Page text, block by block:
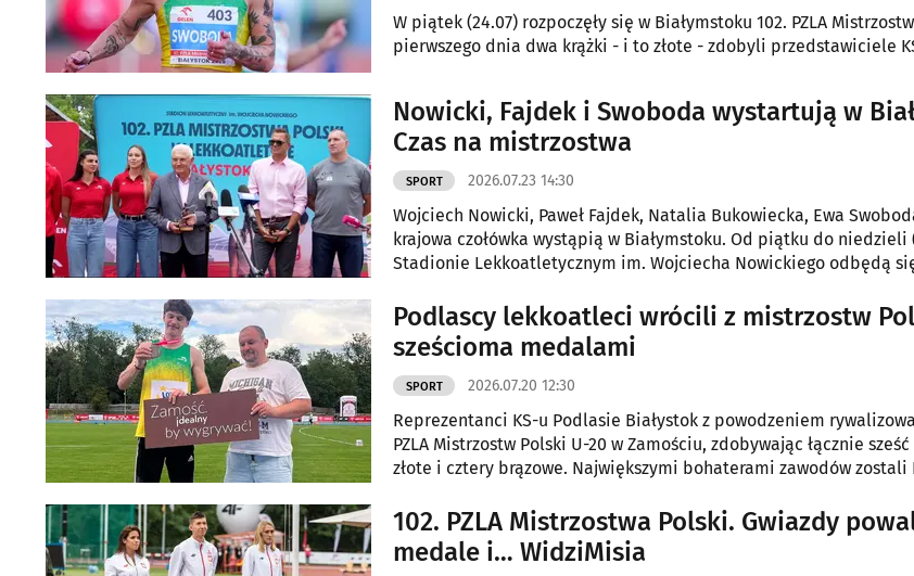
W piątek (24.07) rozpoczęły się w Białymstoku 102. PZLA
pierwszego dnia dwa krążki - i to złote - zdobyli przedstawiciele
Nowicki, Fajdek i Swoboda wystartują w
Czas na mistrzostwa
SPORT 2026.07.23 14:30
Wojciech Nowicki, Paweł Fajdek, Natalia Bukowiecka, Ewa
krajowa czołówka wystąpią w Białymstoku. Od piątku do niedzieli
Stadionie Lekkoatletycznym im. Wojciecha Nowickiego odbędą się
uzyskanie minimów i wywalczenie miejsca w reprezentacji na
Podlascy lekkoatleci wrócili z mistrzostw
sześcioma medalami
SPORT 2026.07.20 12:30
Reprezentanci KS-u Podlasie Białystok z powodzeniem
PZLA Mistrzostw Polski U-20 w Zamościu, zdobywając łącznie
złote i cztery brązowe. Największymi bohaterami zawodów zostali
102. PZLA Mistrzostwa Polski. Gwiazdy
medale i… WidziMisia